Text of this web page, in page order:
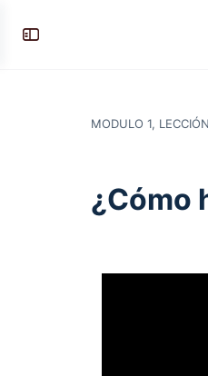
MODULO 1,
¿Cómo